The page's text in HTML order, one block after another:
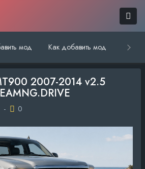
мод Как добавить мод
2007-2014 v2.5
- 0